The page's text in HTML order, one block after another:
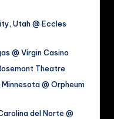
Utah @ Eccles
@ Virgin Casino
Theatre
@ Orpheum
del Norte @